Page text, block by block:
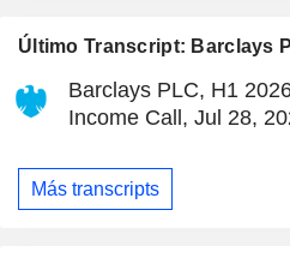
Último Transcript: Barclays
Barclays PLC, H1
Income Call, Jul 28,
Más transcripts